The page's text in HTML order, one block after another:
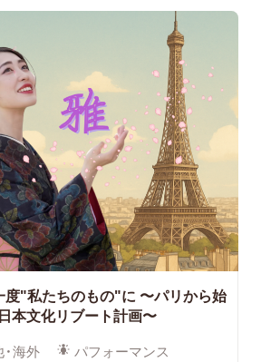
度"私たちのもの"に 〜パリから始
本文化リブート計画〜
海外 パフォーマンス